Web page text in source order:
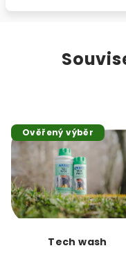
Ověřený výběr
Tech wash